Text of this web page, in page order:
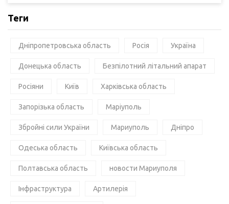
Теги
Дніпропетровська область Росія Україна
Донецька область Безпілотний літальний апарат
Росіяни Київ Харківська область
Запорізька область Маріуполь
Збройні сили України Мариуполь Дніпро
Одеська область Київська область
Полтавська область новости Мариуполя
Інфраструктура Артилерія